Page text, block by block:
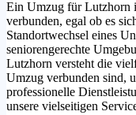
Ein Umzug für Lutzhorn
verbunden, egal ob es
Standortwechsel eines
seniorengerechte
Lutzhorn versteht die
Umzug verbunden sind,
professionelle
unsere vielseitigen